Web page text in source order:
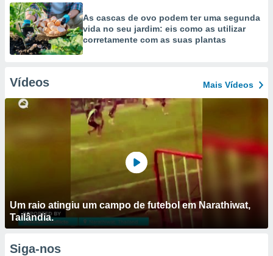
As cascas de ovo podem ter uma segunda
vida no seu jardim: eis como as utilizar
corretamente com as suas plantas
Vídeos Mais Vídeos
Um raio atingiu um campo de futebol em Narathiwat,
Tailândia.
Siga-nos